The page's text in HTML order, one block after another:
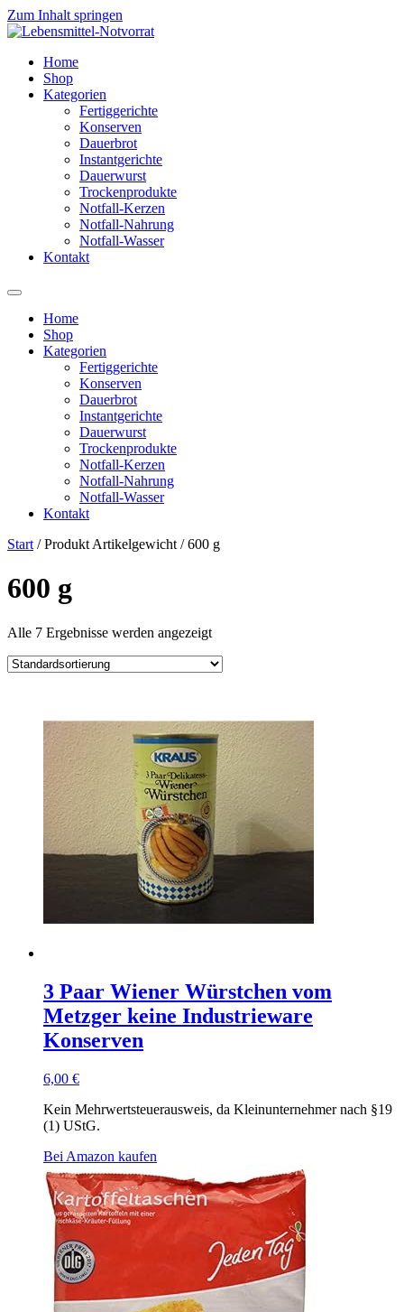
Zum Inhalt springen
Home
Shop
Kategorien
Fertiggerichte
Konserven
Dauerbrot
Instantgerichte
Dauerwurst
Trockenprodukte
Notfall-Kerzen
Notfall-Nahrung
Notfall-Wasser
Kontakt
Home
Shop
Kategorien
Fertiggerichte
Konserven
Dauerbrot
Instantgerichte
Dauerwurst
Trockenprodukte
Notfall-Kerzen
Notfall-Nahrung
Notfall-Wasser
Kontakt
Start / Produkt Artikelgewicht / ‎600 g
‎600 g
Alle 7 Ergebnisse werden angezeigt
3 Paar Wiener Würstchen vom
Metzger keine Industrieware
Konserven
6,00 €
Kein Mehrwertsteuerausweis, da Kleinunternehmer nach §19
(1) UStG.
Bei Amazon kaufen